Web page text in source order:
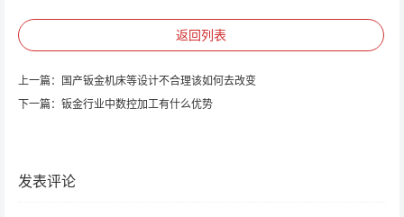
返回列表
上一篇：
国产钣金机床等设计不合理该如何去改变
下一篇： 钣金行业中数控加工有什么优势
发表评论